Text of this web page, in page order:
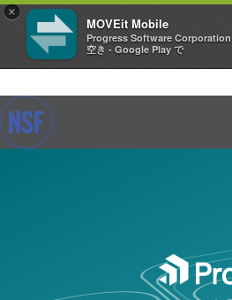
×
MOVEit Mobile
Progress Software Corporation
空き - Google Play で